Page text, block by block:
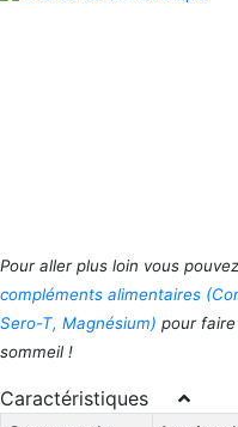
Pour aller plus loin vous
compléments alimentaires
Sero-T, Magnésium) pour
sommeil !
Caractéristiques